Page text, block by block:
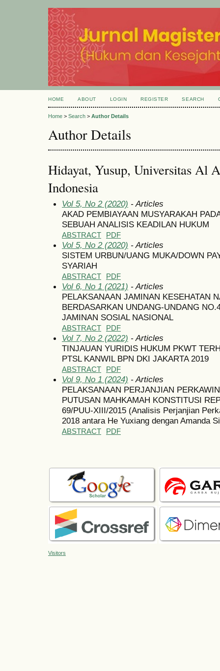
HOME ABOUT LOGIN REGISTER SEARCH
Home > Search > Author Details
Author Details
Hidayat, Yusup, Universitas Al
Indonesia
Vol 5, No 2 (2020) - Articles
AKAD PEMBIAYAAN MUSYARAKAH
SEBUAH ANALISIS KEADILAN HUKUM
ABSTRACT PDF
Vol 5, No 2 (2020) - Articles
SISTEM URBUN/UANG MUKA/DOWN
SYARIAH
ABSTRACT PDF
Vol 6, No 1 (2021) - Articles
PELAKSANAAN JAMINAN KESEHATAN
BERDASARKAN UNDANG-UNDANG
JAMINAN SOSIAL NASIONAL
ABSTRACT PDF
Vol 7, No 2 (2022) - Articles
TINJAUAN YURIDIS HUKUM PKWT
PTSL KANWIL BPN DKI JAKARTA 2019
ABSTRACT PDF
Vol 9, No 1 (2024) - Articles
PELAKSANAAN PERJANJIAN
PUTUSAN MAHKAMAH KONSTITUSI
69/PUU-XIII/2015 (Analisis Perjanjian
2018 antara He Yuxiang dengan Amanda
ABSTRACT PDF
Visitors